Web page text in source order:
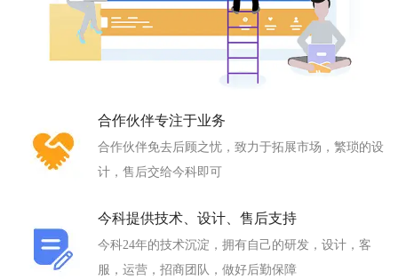
合作伙伴专注于业务
合作伙伴免去后顾之忧，致力于拓展市场，繁琐的设
计，售后交给今科即可
今科提供技术、设计、售后支持
今科24年的技术沉淀，拥有自己的研发，设计，客
服，运营，招商团队，做好后勤保障